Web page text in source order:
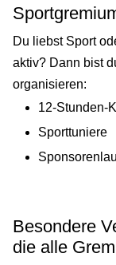
Du liebst Sport
aktiv? Dann bist
organisieren:
12-Stunden-
Sporttuniere
Besondere
die alle